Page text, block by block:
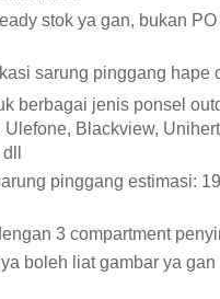
stok ya gan, bukan PO
sarung pinggang hape
berbagai jenis ponsel
Ulefone, Blackview,
pinggang estimasi:
3 compartment
boleh liat gambar ya gan